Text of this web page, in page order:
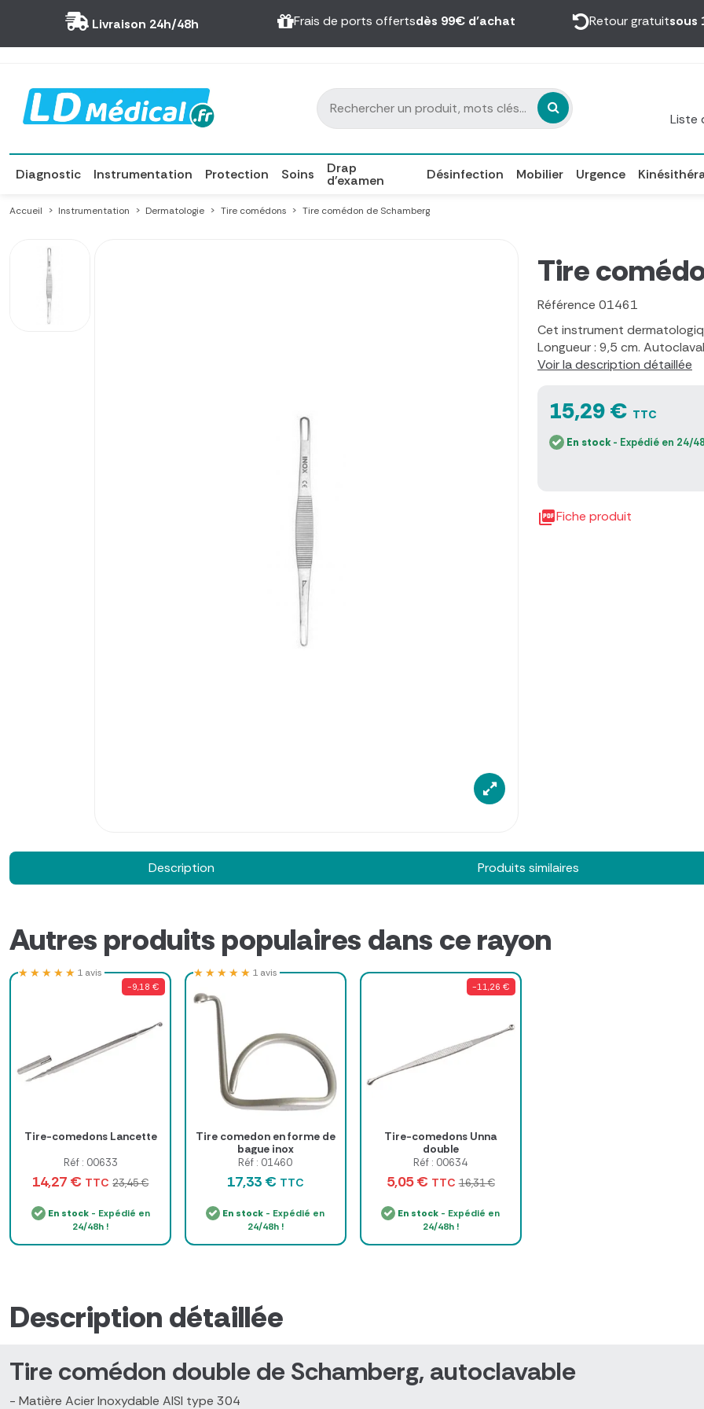
Livraison 24h/48h Frais de ports offertsdès 99€ d’achat Retour gratuitsous
Liste
Diagnostic Instrumentation Protection Soins Drap
d'examen Désinfection Mobilier Urgence
Accueil Instrumentation Dermatologie Tire comédons Tire comédon de Schamberg
Tire
Référence 01461
Cet instrument
Longueur : 9,5 cm.
Voir la description détaillée
15,29 € TTC
En stock- Expédié en 24/
Fiche produit
Description Produits similaires
Autres produits populaires dans ce rayon
-9,18 €
Tire-comedons Lancette
Réf : 00633
★★★★★
★★★★★ 1 avis
14,27 € TTC 23,45 €
En stock- Expédié en
24/48h !
Tire comedon en forme de
bague inox
Réf : 01460
★★★★★
★★★★★ 1 avis
17,33 € TTC
En stock - Expédié en
24/48h !
-11,26 €
Tire-comedons Unna
double
Réf : 00634
5,05 € TTC 16,31 €
En stock - Expédié en
24/48h !
Description détaillée
Tire comédon double de Schamberg, autoclavable
- Matière Acier Inoxydable AISI type 304
Panneau de gestion des cookies